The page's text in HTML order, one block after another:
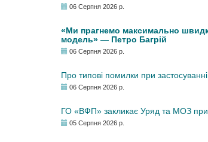
06 Серпня 2026 р.
«Ми прагнемо максимально
модель» — Петро Багрій
06 Серпня 2026 р.
Про типові помилки при застосуванні
06 Серпня 2026 р.
ГО «ВФП» закликає Уряд та МОЗ
05 Серпня 2026 р.